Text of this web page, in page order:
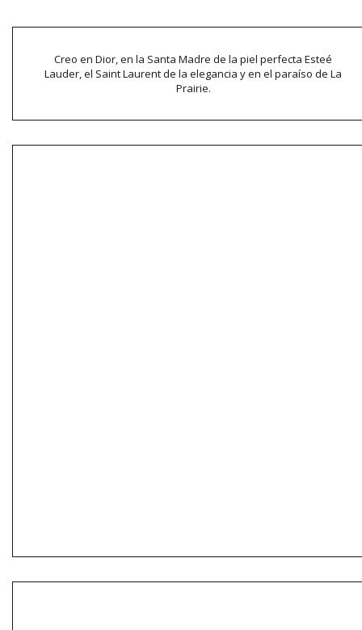
Creo en Dior, en la Santa Madre de la piel perfecta Esteé
Lauder, el Saint Laurent de la elegancia y en el paraíso de La
Prairie.